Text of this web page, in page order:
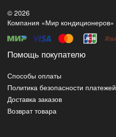
© 2026
Компания «Мир кондиционеров»
Помощь покупателю
Способы оплаты
Политика безопасности платежей
Доставка заказов
Возврат товара